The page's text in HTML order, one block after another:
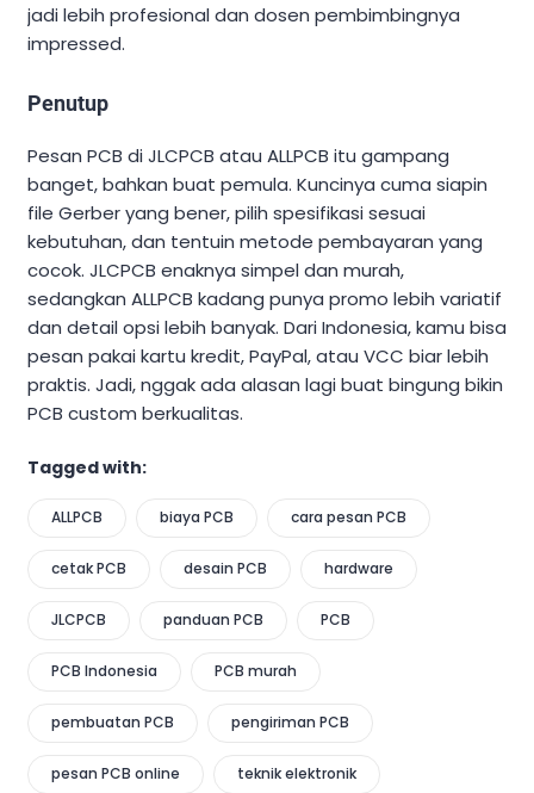
jadi lebih profesional dan dosen pembimbingnya
impressed.
Penutup
Pesan PCB di JLCPCB atau ALLPCB itu gampang
banget, bahkan buat pemula. Kuncinya cuma siapin
file Gerber yang bener, pilih spesifikasi sesuai
kebutuhan, dan tentuin metode pembayaran yang
cocok. JLCPCB enaknya simpel dan murah,
sedangkan ALLPCB kadang punya promo lebih variatif
dan detail opsi lebih banyak. Dari Indonesia, kamu bisa
pesan pakai kartu kredit, PayPal, atau VCC biar lebih
praktis. Jadi, nggak ada alasan lagi buat bingung bikin
PCB custom berkualitas.
Tagged with:
ALLPCB biaya PCB cara pesan PCB
cetak PCB desain PCB hardware
JLCPCB panduan PCB PCB
PCB Indonesia PCB murah
pembuatan PCB pengiriman PCB
pesan PCB online teknik elektronik